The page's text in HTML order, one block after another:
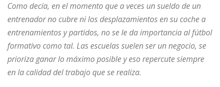
Como decía, en el momento que a veces un sueldo de un
entrenador no cubre ni los desplazamientos en su coche a
entrenamientos y partidos, no se le da importancia al fútbol
formativo como tal. Las escuelas suelen ser un negocio, se
prioriza ganar lo máximo posible y eso repercute siempre
en la calidad del trabajo que se realiza.